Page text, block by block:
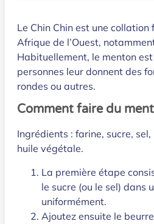
Le Chin Chin est une
Afrique de l’Ouest,
Habituellement, le menton
personnes leur donnent des
rondes ou autres.
Comment faire du
Ingrédients : farine, sucre,
huile végétale.
La première étape
le sucre (ou le sel) dans
uniformément.
Ajoutez ensuite le